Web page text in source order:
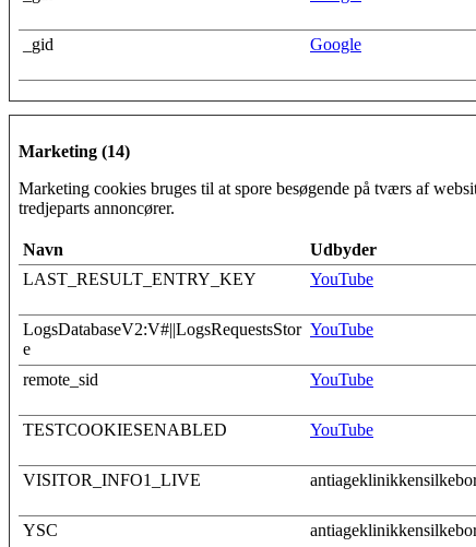
_gid Google
Marketing (14)
Marketing cookies bruges til at spore besøgende på tværs af
tredjeparts annoncører.
Navn Udbyder
LAST_RESULT_ENTRY_KEY
YouTube
LogsDatabaseV2:V#||LogsRequestsStor
e
YouTube
remote_sid YouTube
TESTCOOKIESENABLED YouTube
VISITOR_INFO1_LIVE
YSC